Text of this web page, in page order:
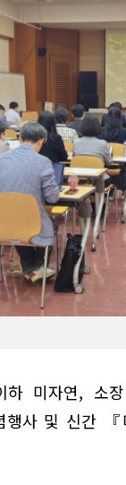
하 미자연, 소
행사 및 신간